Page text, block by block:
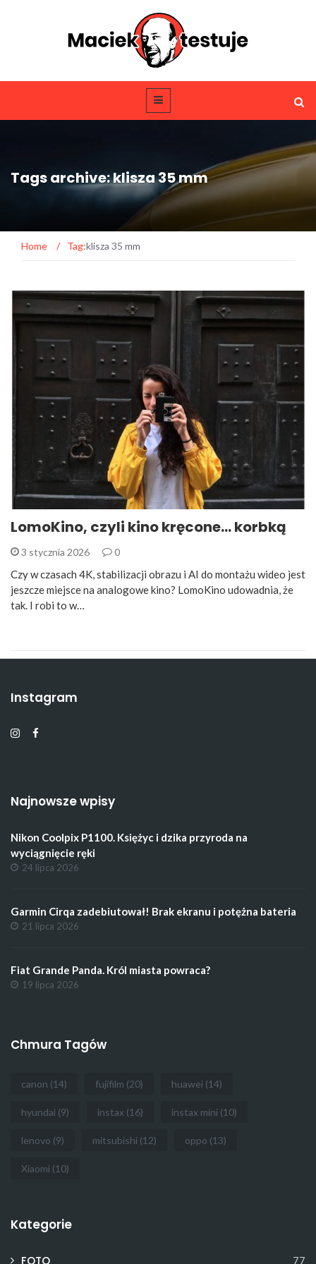
Tags archive: klisza 35 mm
Home / Tag:klisza 35 mm
LomoKino, czyli kino kręcone… korbką
3 stycznia 2026 0
Czy w czasach 4K, stabilizacji obrazu i AI do montażu wideo jest
jeszcze miejsce na analogowe kino? LomoKino udowadnia, że
tak. I robi to w…
Instagram
Najnowsze wpisy
Nikon Coolpix P1100. Księżyc i dzika przyroda na
wyciągnięcie ręki
24 lipca 2026
Garmin Cirqa zadebiutował! Brak ekranu i potężna bateria
21 lipca 2026
Fiat Grande Panda. Król miasta powraca?
19 lipca 2026
Chmura Tagów
canon (14) fujifilm (20) huawei (14)
hyundai (9) instax (16) instax mini (10)
lenovo (9) mitsubishi (12) oppo (13)
Xiaomi (10)
Kategorie
FOTO 77